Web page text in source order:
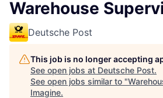
Warehouse
Deutsche Post
This job is no longer accepting
See open jobs at Deutsche Post.
See open jobs similar to "
Imagine.